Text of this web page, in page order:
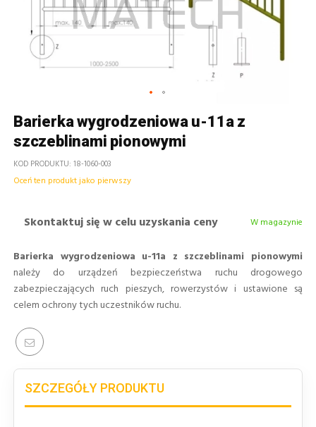
Barierka wygrodzeniowa u-11a z
szczeblinami pionowymi
KOD PRODUKTU 18-1060-003
Oceń ten produkt jako pierwszy
Skontaktuj się w celu uzyskania ceny W magazynie
Barierka wygrodzeniowa u-11a z szczeblinami pionowymi
należy do urządzeń bezpieczeństwa ruchu drogowego
zabezpieczających ruch pieszych, rowerzystów i ustawione są
celem ochrony tych uczestników ruchu.
SZCZEGÓŁY PRODUKTU